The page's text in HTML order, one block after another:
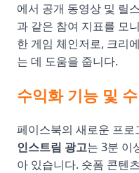
에서 공개 동영상 및 릴
과 같은 참여 지표를 모
한 게임 체인저로, 크리
는 데 도움을 줍니다.
수익화 기능 및
페이스북의 새로운 프
인스트림 광고는 3분 이
아 있습니다. 숏폼 콘텐